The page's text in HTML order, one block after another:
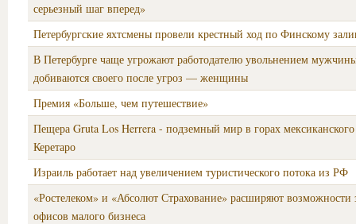
серьезный шаг вперед»
Петербургские яхтсмены провели крестный ход по Финскому
В Петербурге чаще угрожают работодателю увольнением
добиваются своего после угроз — женщины
Премия «Больше, чем путешествие»
Пещера Gruta Los Herrera - подземный мир в горах
Керетаро
Израиль работает над увеличением туристического потока из РФ
«Ростелеком» и «Абсолют Страхование» расширяют
офисов малого бизнеса